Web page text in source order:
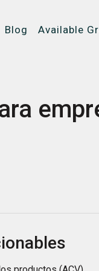
Blog Available
Button